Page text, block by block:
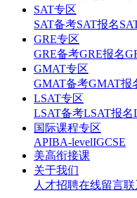
SAT专区
SAT备考SAT报名
GRE专区
GRE备考GRE报名
GMAT专区
GMAT备考GMAT报
LSAT专区
LSAT备考LSAT报名
国际课程专区
APIBA-levelIGCSE
美高衔接课
关于我们
人才招聘在线留言联